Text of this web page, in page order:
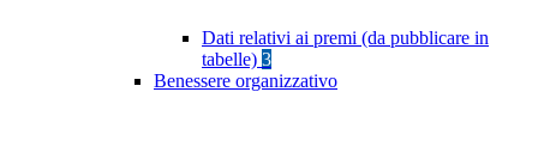
Dati relativi ai premi (da pubblicare in
tabelle) 3
Benessere organizzativo